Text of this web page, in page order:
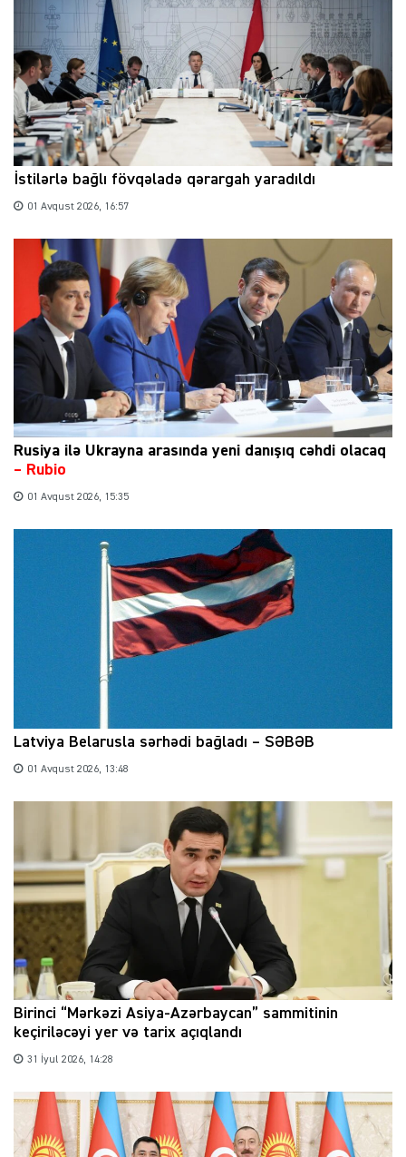
İstilərlə bağlı fövqəladə qərargah yaradıldı
01 Avqust 2026, 16:57
Rusiya ilə Ukrayna arasında yeni danışıq cəhdi olacaq
– Rubio
01 Avqust 2026, 15:35
Latviya Belarusla sərhədi bağladı – SƏBƏB
01 Avqust 2026, 13:48
Birinci “Mərkəzi Asiya-Azərbaycan” sammitinin
keçiriləcəyi yer və tarix açıqlandı
31 İyul 2026, 14:28